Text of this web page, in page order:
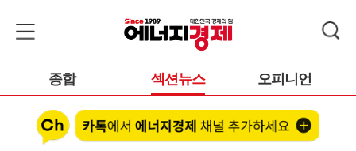
종합 섹션뉴스 오피니언